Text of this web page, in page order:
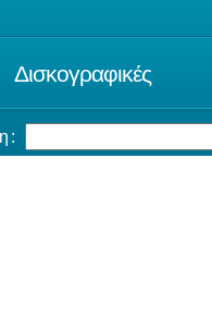
Δισκογραφικές
: